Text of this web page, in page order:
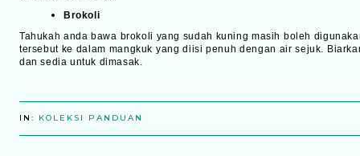
Brokoli
Tahukah anda bawa brokoli yang sudah kuning masih boleh
tersebut ke dalam mangkuk yang diisi penuh dengan air sejuk.
dan sedia untuk dimasak.
IN: KOLEKSI PANDUAN